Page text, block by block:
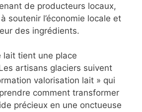
de producteurs locaux,
soutenir l’économie locale et
des ingrédients.
lait tient une place
artisans glaciers suivent
valorisation lait » qui
comment transformer
précieux en une onctueuse